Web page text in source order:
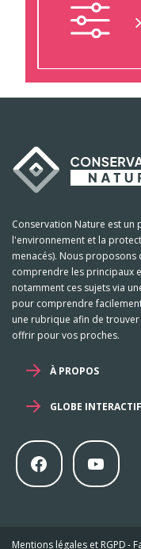
Conservation Nature est un
l'environnement et la
menacés). Nous proposons
comprendre les principaux
notamment ces sujets via
pour comprendre
une rubrique afin de
offrir pour vos proches.
À PROPOS
GLOBE INTERACTIF
Mentions légales et RGPD-